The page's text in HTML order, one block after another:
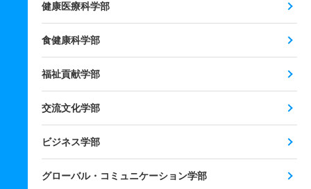
健康医療科学部
食健康科学部
福祉貢献学部
交流文化学部
ビジネス学部
グローバル・コミュニケーション学部